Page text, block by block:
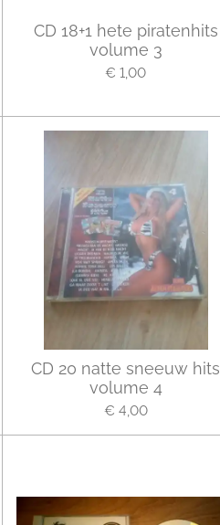
CD 18+1 hete piratenhits
volume 3
€ 1,00
CD 20 natte sneeuw hits
volume 4
€ 4,00